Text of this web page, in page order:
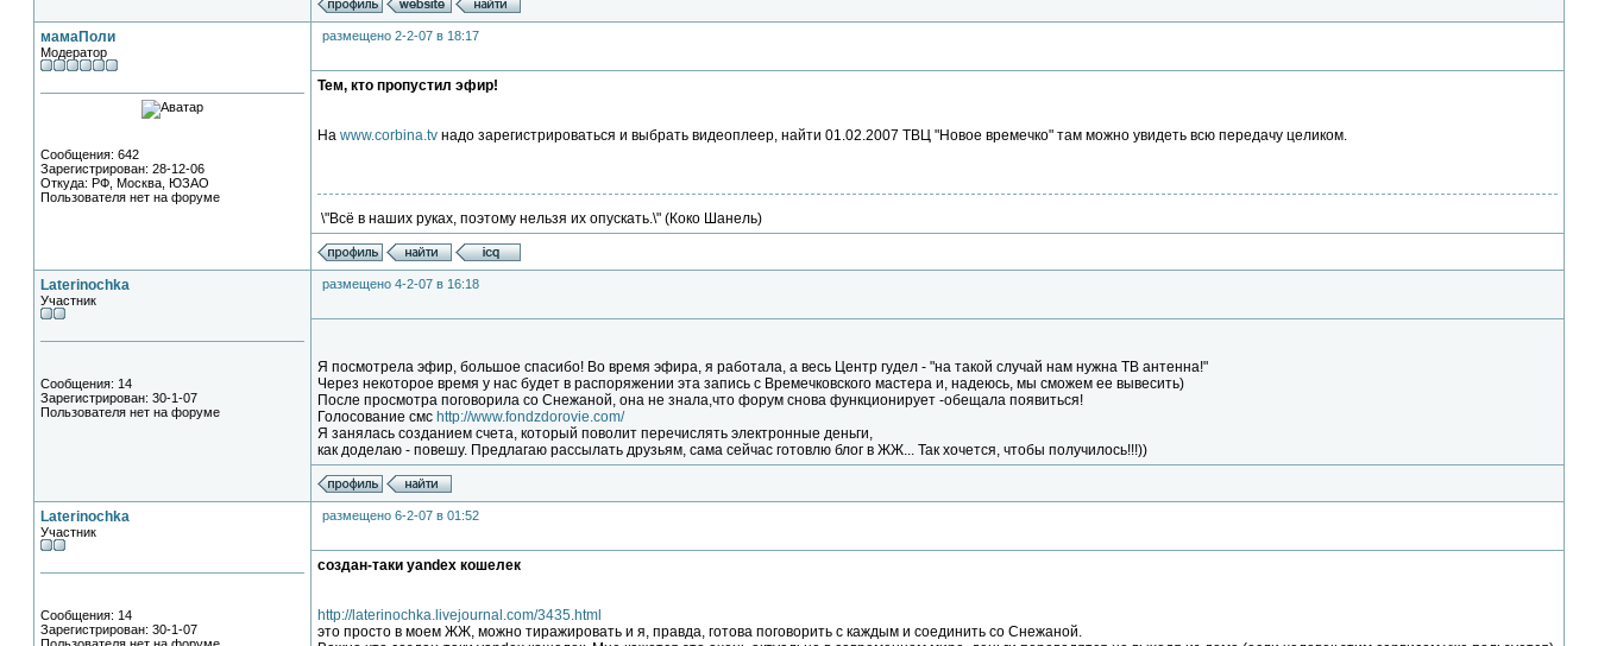
мамаПоли
Модератор
Сообщения: 642
Зарегистрирован: 28-12-06
Откуда: РФ, Москва, ЮЗАО
Пользователя нет на форуме
размещено 2-2-07 в 18:17
Тем, кто пропустил эфир!
На www.corbina.tv надо зарегистрироваться и выбрать видеоплеер, найти 01.02.2007 ТВЦ "Новое времечко" там можно увидеть всю передачу целиком.
\"Всё в наших руках, поэтому нельзя их опускать.\" (Коко Шанель)
Laterinochka
Участник
Сообщения: 14
Зарегистрирован: 30-1-07
Пользователя нет на форуме
размещено 4-2-07 в 16:18
Я посмотрела эфир, большое спасибо! Во время эфира, я работала, а весь Центр гудел - "на такой случай нам нужна ТВ антенна!"
Через некоторое время у нас будет в распоряжении эта запись с Времечковского мастера и, надеюсь, мы сможем ее вывесить)
После просмотра поговорила со Снежаной, она не знала,что форум снова функционирует -обещала появиться!
Голосование смс http://www.fondzdorovie.com/
Я занялась созданием счета, который поволит перечислять электронные деньги,
как доделаю - повешу. Предлагаю рассылать друзьям, сама сейчас готовлю блог в ЖЖ... Так хочется, чтобы получилось!!!))
Laterinochka
Участник
Сообщения: 14
Зарегистрирован: 30-1-07
размещено 6-2-07 в 01:52
создан-таки yandex кошелек
http://laterinochka.livejournal.com/3435.html
это просто в моем ЖЖ, можно тиражировать и я, правда, готова поговорить с каждым и соединить со Снежаной.